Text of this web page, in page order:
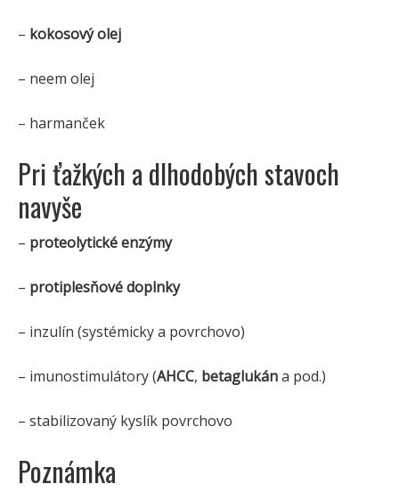
– kokosový olej
– neem olej
– harmanček
Pri ťažkých a dlhodobých stavoch
navyše
– proteolytické enzýmy
– protiplesňové doplnky
– inzulín (systémicky a povrchovo)
– imunostimulátory (AHCC, betaglukána pod.)
– stabilizovaný kyslík povrchovo
Poznámka